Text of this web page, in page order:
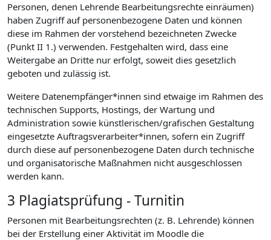
Personen, denen Lehrende Bearbeitungsrechte einräumen)
haben Zugriff auf personenbezogene Daten und können
diese im Rahmen der vorstehend bezeichneten Zwecke
(Punkt II 1.) verwenden. Festgehalten wird, dass eine
Weitergabe an Dritte nur erfolgt, soweit dies gesetzlich
geboten und zulässig ist.
Weitere Datenempfänger*innen sind etwaige im Rahmen des
technischen Supports, Hostings, der Wartung und
Administration sowie künstlerischen/grafischen Gestaltung
eingesetzte Auftragsverarbeiter*innen, sofern ein Zugriff
durch diese auf personenbezogene Daten durch technische
und organisatorische Maßnahmen nicht ausgeschlossen
werden kann.
3 Plagiatsprüfung - Turnitin
Personen mit Bearbeitungsrechten (z. B. Lehrende) können
bei der Erstellung einer Aktivität im Moodle die